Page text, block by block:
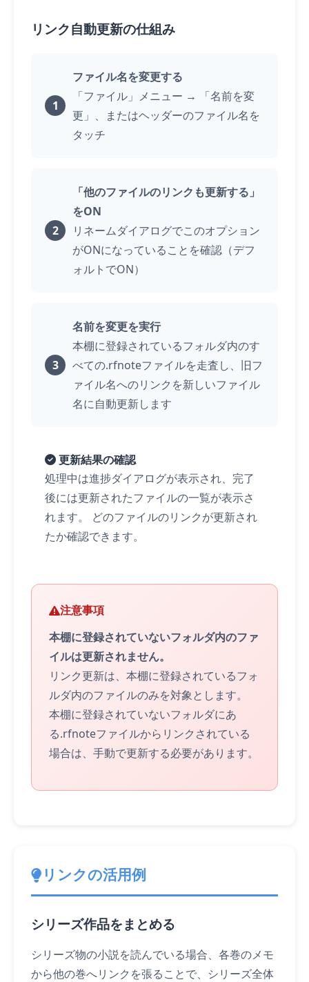
リンク自動更新の仕組み
ファイル名を変更する
「ファイル」メニュー → 「名前を変
更」、またはヘッダーのファイル名を
タッチ
「他のファイルのリンクも更新する」
をON
リネームダイアログでこのオプション
がONになっていることを確認（デフ
ォルトでON）
名前を変更を実行
本棚に登録されているフォルダ内のす
べての.rfnoteファイルを走査し、旧フ
ァイル名へのリンクを新しいファイル
名に自動更新します
更新結果の確認
処理中は進捗ダイアログが表示され、完了
後には更新されたファイルの一覧が表示さ
れます。 どのファイルのリンクが更新され
たか確認できます。
注意事項
本棚に登録されていないフォルダ内のファ
イルは更新されません。
リンク更新は、本棚に登録されているフォ
ルダ内のファイルのみを対象とします。
本棚に登録されていないフォルダにあ
る.rfnoteファイルからリンクされている
場合は、手動で更新する必要があります。
リンクの活用例
シリーズ作品をまとめる
シリーズ物の小説を読んでいる場合、各巻のメモ
から他の巻へリンクを張ることで、シリーズ全体